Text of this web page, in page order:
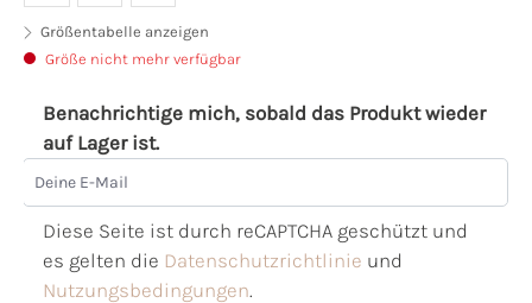
Größentabelle anzeigen
Größe nicht mehr verfügbar
Benachrichtige mich, sobald das Produkt wieder
auf Lager ist.
Deine E-Mail
Diese Seite ist durch reCAPTCHA geschützt und
es gelten die Datenschutzrichtlinie und
Nutzungsbedingungen.